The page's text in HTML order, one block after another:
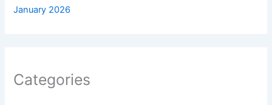
January 2026
Categories